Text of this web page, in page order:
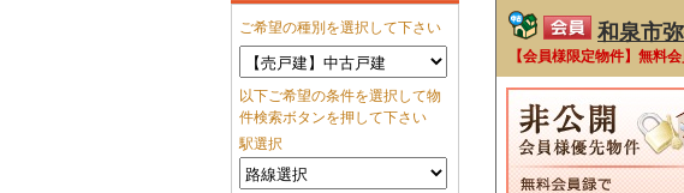
和泉市
【会員様限定物件】無料
ご希望の種別を選択して下さい
以下ご希望の条件を選択して物
件検索ボタンを押して下さい
駅選択